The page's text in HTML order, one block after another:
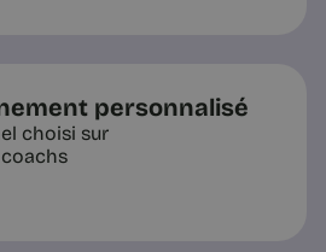
personnalisé
choisi sur